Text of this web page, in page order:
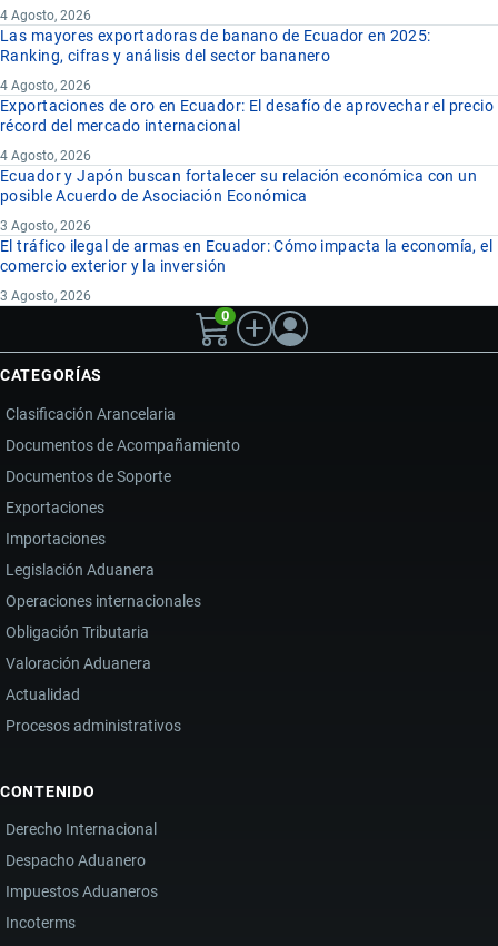
4 Agosto, 2026
Las mayores exportadoras de banano de Ecuador en 2025:
Ranking, cifras y análisis del sector bananero
4 Agosto, 2026
Exportaciones de oro en Ecuador: El desafío de aprovechar el precio
récord del mercado internacional
4 Agosto, 2026
Ecuador y Japón buscan fortalecer su relación económica con un
posible Acuerdo de Asociación Económica
3 Agosto, 2026
El tráfico ilegal de armas en Ecuador: Cómo impacta la economía, el
comercio exterior y la inversión
3 Agosto, 2026
0
CATEGORÍAS
Clasificación Arancelaria
Documentos de Acompañamiento
Documentos de Soporte
Exportaciones
Importaciones
Legislación Aduanera
Operaciones internacionales
Obligación Tributaria
Valoración Aduanera
Actualidad
Procesos administrativos
CONTENIDO
Derecho Internacional
Despacho Aduanero
Impuestos Aduaneros
Incoterms